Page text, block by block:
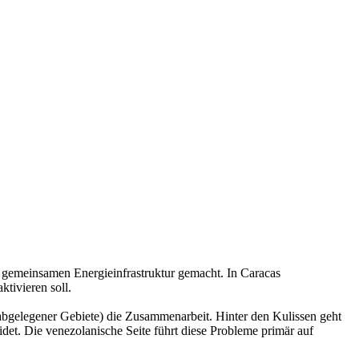
Energieinfrastruktur gemacht. In Caracas
soll.
Gebiete) die Zusammenarbeit. Hinter den Kulissen geht
Die venezolanische Seite führt diese Probleme primär auf